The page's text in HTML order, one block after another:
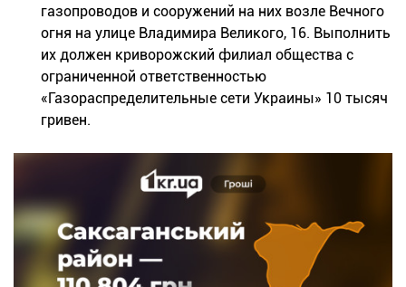
газопроводов и сооружений на них возле Вечного
огня на улице Владимира Великого, 16. Выполнить
их должен криворожский филиал общества с
ограниченной ответственностью
«Газораспределительные сети Украины» 10 тысяч
гривен.